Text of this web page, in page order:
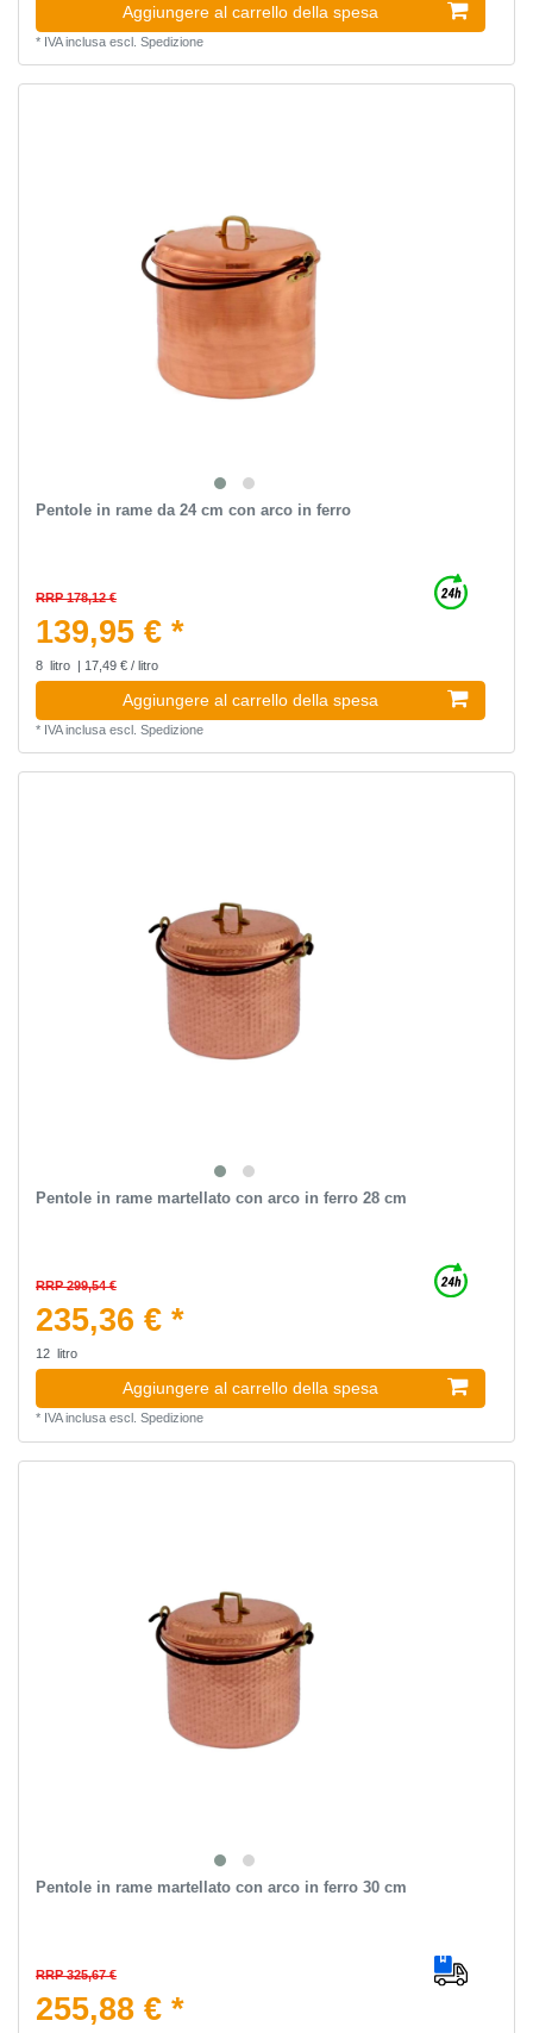
Aggiungere al carrello della spesa
* IVA inclusaescl. Spedizione
Pentole in rame da 24 cm con arco in ferro
RRP 178,12 €
139,95 € *
8 litro | 17,49 € / litro
Aggiungere al carrello della spesa
* IVA inclusaescl. Spedizione
Pentole in rame martellato con arco in ferro 28 cm
RRP 299,54 €
235,36 € *
12 litro
Aggiungere al carrello della spesa
* IVA inclusaescl. Spedizione
Pentole in rame martellato con arco in ferro 30 cm
RRP 325,67 €
255,88 € *